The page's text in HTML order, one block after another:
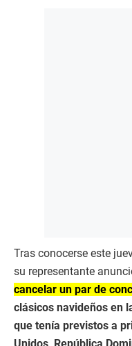
Tras conocerse este
su representante
cancelar un par de
clásicos navideños en
que tenía previstos a